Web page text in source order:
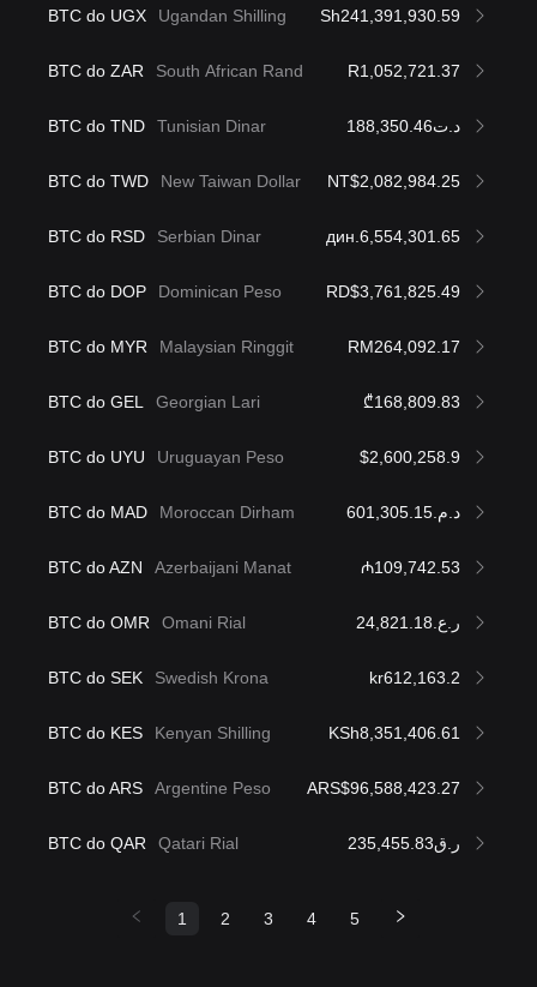
BTC do UGX Ugandan Shilling Sh241,391,930.59
BTC do ZAR South African Rand R1,052,721.37
BTC do TND Tunisian Dinar د.ت188,350.46
BTC do TWD New Taiwan Dollar NT$2,082,984.25
BTC do RSD Serbian Dinar дин.6,554,301.65
BTC do DOP Dominican Peso RD$3,761,825.49
BTC do MYR Malaysian Ringgit RM264,092.17
BTC do GEL Georgian Lari ₾168,809.83
BTC do UYU Uruguayan Peso $2,600,258.9
BTC do MAD Moroccan Dirham د.م.601,305.15
BTC do AZN Azerbaijani Manat ₼109,742.53
BTC do OMR Omani Rial ر.ع.24,821.18
BTC do SEK Swedish Krona kr612,163.2
BTC do KES Kenyan Shilling KSh8,351,406.61
BTC do ARS Argentine Peso ARS$96,588,423.27
BTC do QAR Qatari Rial ر.ق235,455.83
1 2 3 4 5